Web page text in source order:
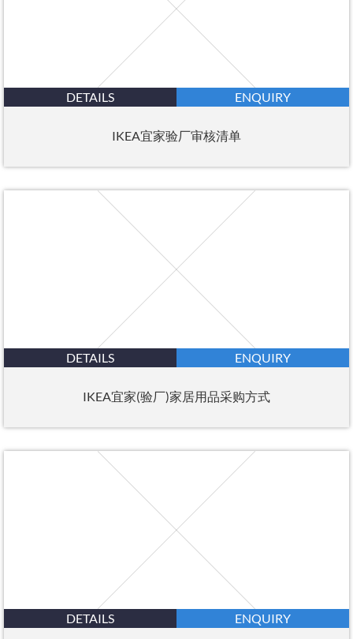
DETAILS ENQUIRY
IKEA宜家验厂审核清单
DETAILS ENQUIRY
IKEA宜家(验厂)家居用品采购方式
DETAILS ENQUIRY